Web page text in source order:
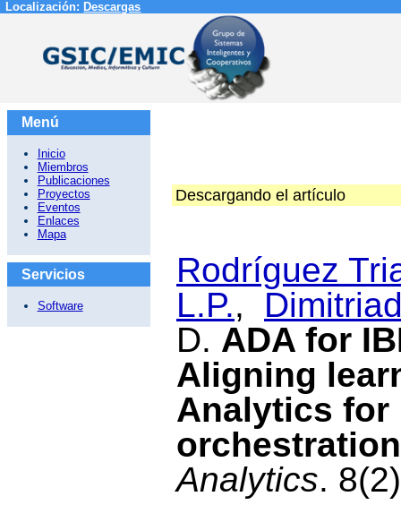
Localización: Descargas
Menú
Inicio
Miembros
Publicaciones
Proyectos
Eventos
Enlaces
Mapa
Servicios
Software
Descargando el artículo
Rodríguez
L.P.,
D. ADA for
Aligning
Analytics for
orchestration
Analytics.